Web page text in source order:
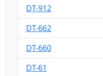
DT-912
DT-662
DT-660
DT-61